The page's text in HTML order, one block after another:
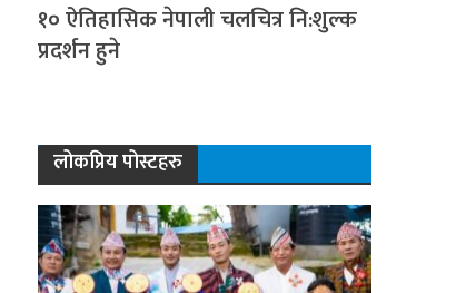
१० ऐतिहासिक नेपाली चलचित्र नि:शुल्क
प्रदर्शन हुने
लोकप्रिय पोस्टहरु